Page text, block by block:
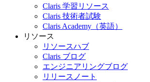
Claris 学習リソース
Claris 技術者試験
Claris Academy（英語）
リソース
リソースハブ
Claris ブログ
エンジニアリングブログ
リリースノート